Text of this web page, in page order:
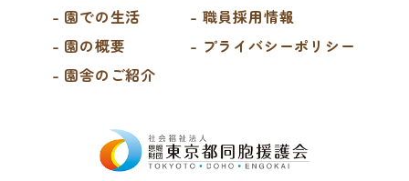
- 園での生活
- 園の概要
- 園舎のご紹介
- 職員採用情報
- プライバシーポリシー